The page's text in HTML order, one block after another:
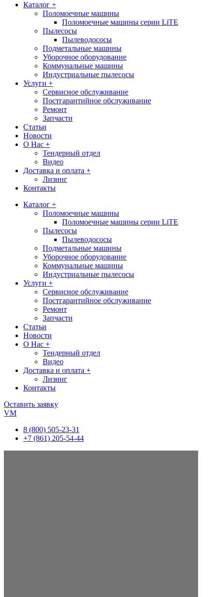
Каталог +
Поломоечные машины
Поломоечные машины серии LiTE
Пылесосы
Пылеводососы
Подметальные машины
Уборочное оборудование
Коммунальные машины
Индустриальные пылесосы
Услуги +
Сервисное обслуживание
Постгарантийное обслуживание
Ремонт
Запчасти
Статьи
Новости
О Нас +
Тендерный отдел
Видео
Доставка и оплата +
Лизинг
Контакты
Каталог +
Поломоечные машины
Поломоечные машины серии LiTE
Пылесосы
Пылеводососы
Подметальные машины
Уборочное оборудование
Коммунальные машины
Индустриальные пылесосы
Услуги +
Сервисное обслуживание
Постгарантийное обслуживание
Ремонт
Запчасти
Статьи
Новости
О Нас +
Тендерный отдел
Видео
Доставка и оплата +
Лизинг
Контакты
Оставить заявку
VM
8 (800) 505-23-31
+7 (861) 205-54-44